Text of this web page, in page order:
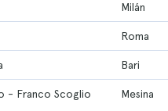
Milán
Roma
Bari
- Franco Scoglio Mesina